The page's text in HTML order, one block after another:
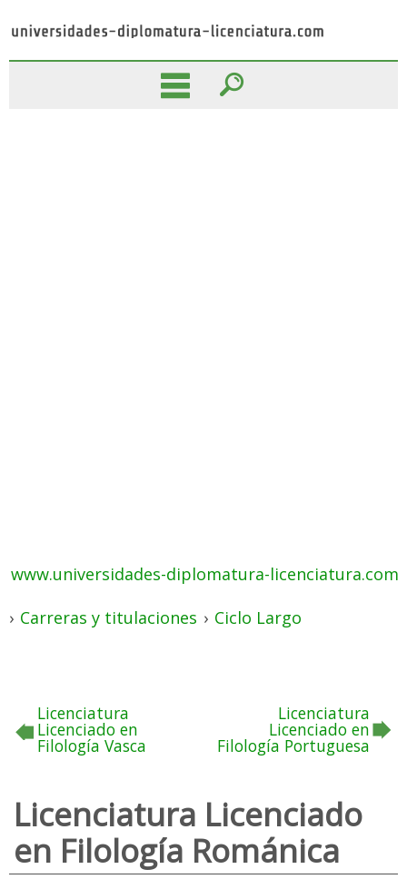
www.universidades-diplomatura-licenciatura.com
› Carreras y titulaciones › Ciclo Largo
Licenciatura
Licenciado en
Filología Vasca
Licenciatura
Licenciado en
Filología Portuguesa
Licenciatura Licenciado
en Filología Románica